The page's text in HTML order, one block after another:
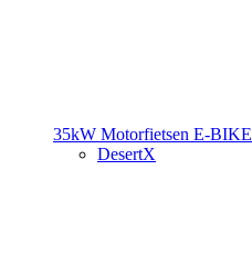
35kW Motorfietsen E-BIKE
DesertX